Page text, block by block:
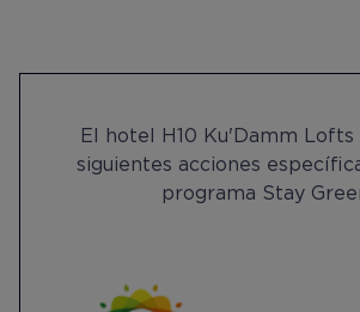
El hotel H10 Ku'Damm Lofts
siguientes acciones
programa Stay